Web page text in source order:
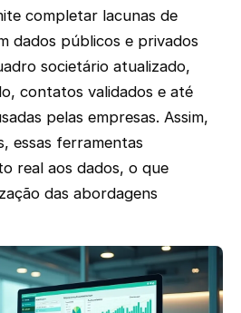
completar lacunas de
dados públicos e privados
societário atualizado,
contatos validados e até
pelas empresas. Assim,
essas ferramentas
real aos dados, o que
das abordagens